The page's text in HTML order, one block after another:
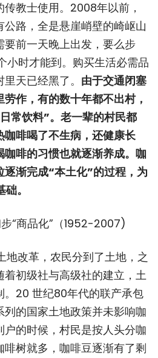
教士使用。2008年以前，
路，全是悬崖峭壁的崎岖山
前一天晚上出发，要么步
小时才能到。购买生活必需品
天已经黑了。 由于交通闭塞
作，有的数十年都不出村，
常饮料”。老一辈的村民都
啡喝了不生病，还健康长
啡的习惯也就逐渐养成。咖
渐完成“本土化”的过程，为
。
“商品化”（1952-2007)
地改革，农民分到了土地，之
着初级社与高级社的建立，土
。20 世纪80年代的联产承包
的国家土地政策并未影响咖
的时候，村民是按人头分咖
树就多，咖啡豆逐渐有了剩